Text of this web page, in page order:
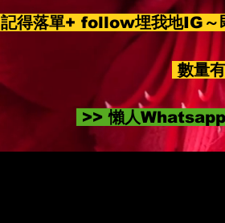
記得落單+ follow埋我地IG～
數量
>> 懶人